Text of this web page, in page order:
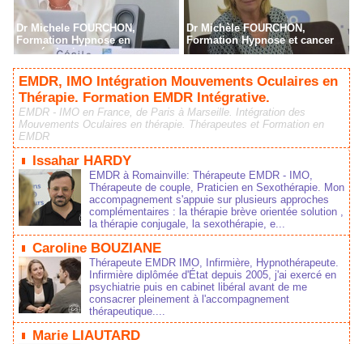
Dr Michele FOURCHON,
Formation Hypnose en
cancérologie
Dr Michèle FOURCHON,
Formation Hypnose et cancer
EMDR, IMO Intégration Mouvements Oculaires en
Thérapie. Formation EMDR Intégrative.
EMDR - IMO en France, de Paris à Marseille. Intégration des
Mouvements Oculaires en thérapie. Thérapeutes et Formation en
EMDR
Issahar HARDY
EMDR à Romainville: Thérapeute EMDR - IMO,
Thérapeute de couple, Praticien en Sexothérapie. Mon
accompagnement s'appuie sur plusieurs approches
complémentaires : la thérapie brève orientée solution ,
la thérapie conjugale, la sexothérapie, e...
Caroline BOUZIANE
Thérapeute EMDR IMO, Infirmière, Hypnothérapeute.
Infirmière diplômée d'État depuis 2005, j'ai exercé en
psychiatrie puis en cabinet libéral avant de me
consacrer pleinement à l'accompagnement
thérapeutique....
Marie LIAUTARD